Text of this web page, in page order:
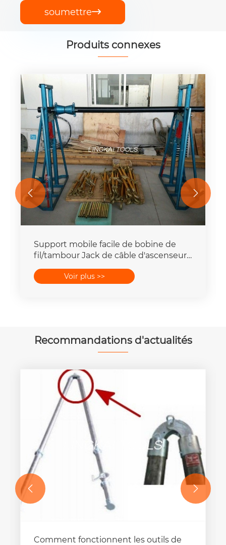
soumettre
Produits connexes
Support mobile facile de bobine de
fil/tambour Jack de câble d'ascenseur
Voir plus >>
 
Recommandations d'actualités
Comment fonctionnent les outils de
 